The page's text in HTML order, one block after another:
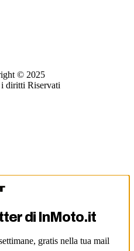
© 2025
diritti Riservati
di InMoto.it
gratis nella tua mail